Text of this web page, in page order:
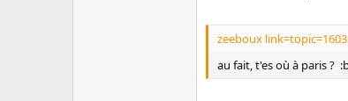
zeeboux
au fait, t'es où à paris ?